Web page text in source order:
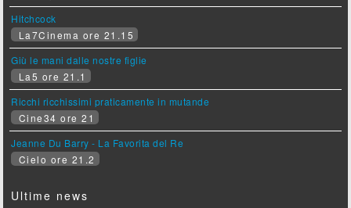
Hitchcock
La7Cinema ore 21.15
Giù le mani dalle nostre figlie
La5 ore 21.1
Ricchi ricchissimi praticamente in mutande
Cine34 ore 21
Jeanne Du Barry - La Favorita del Re
Cielo ore 21.2
Ultime news